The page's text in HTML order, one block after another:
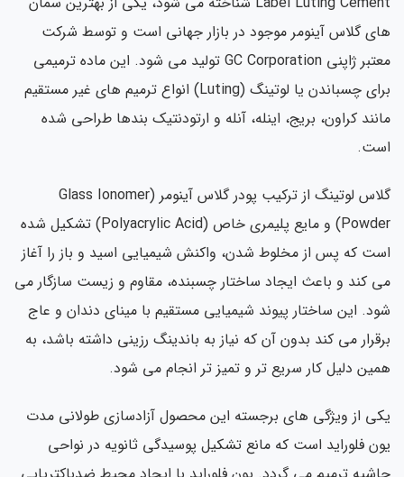
های گلاس آینومر موجود در بازار جهانی است و توسط شرکت
معتبر ژاپنی GC Corporation تولید می شود. این ماده ترمیمی
برای چسباندن یا لوتینگ (Luting) انواع ترمیم های غیر مستقیم
مانند کراون، بریج، اینله، آنله و ارتودنتیک بندها طراحی شده
است.
گلاس لوتینگ از ترکیب پودر گلاس آینومر (Glass Ionomer
Powder) و مایع پلیمری خاص (Polyacrylic Acid) تشکیل شده
است که پس از مخلوط شدن، واکنش شیمیایی اسید و باز را آغاز
می کند و باعث ایجاد ساختار چسبنده، مقاوم و زیست سازگار می
شود. این ساختار پیوند شیمیایی مستقیم با مینای دندان و عاج
برقرار می کند بدون آن که نیاز به باندینگ رزینی داشته باشد، به
همین دلیل کار سریع تر و تمیز تر انجام می شود.
یکی از ویژگی های برجسته این محصول آزادسازی طولانی مدت
یون فلوراید است که مانع تشکیل پوسیدگی ثانویه در نواحی